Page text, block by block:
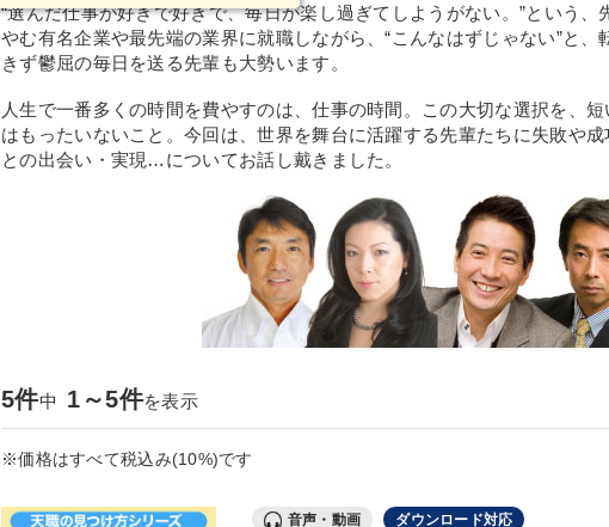
“選んだ仕事が好きで好きで、毎日が楽し過ぎてしようがない。”という
やむ有名企業や最先端の業界に就職しながら、“こんなはずじゃない”と
きず鬱屈の毎日を送る先輩も大勢います。
人生で一番多くの時間を費やすのは、仕事の時間。この大切な選択を、
はもったいないこと。今回は、世界を舞台に活躍する先輩たちに失敗や
との出会い・実現…についてお話し戴きました。
5件中 1～5件を表示
※価格はすべて税込み(10%)です
音声・動画 ダウンロード対応